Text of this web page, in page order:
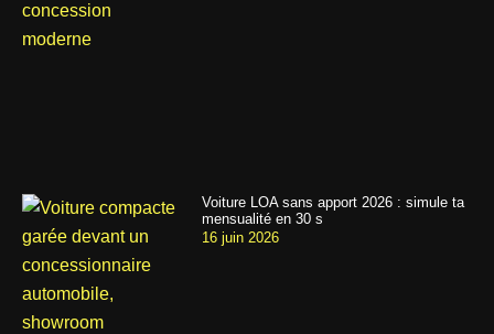
Voiture LOA sans apport 2026 : simule ta
mensualité en 30 s
16 juin 2026